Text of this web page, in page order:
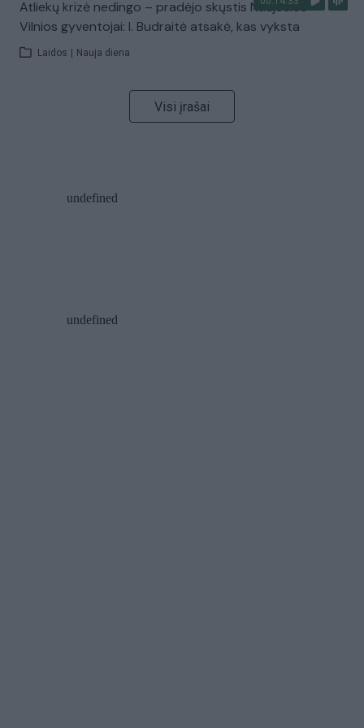
Atliekų krizė nedingo – pradėjo skųstis Naujosios
Vilnios gyventojai: I. Budraitė atsakė, kas vyksta
Laidos Nauja diena
Visi įrašai